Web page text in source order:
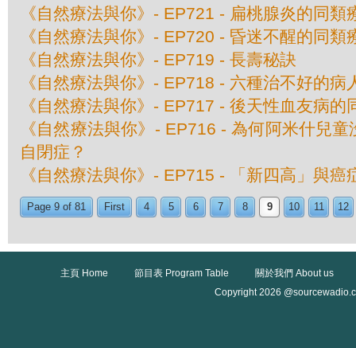
《自然療法與你》- EP721 - 扁桃腺炎的同類
《自然療法與你》- EP720 - 昏迷不醒的同類
《自然療法與你》- EP719 - 長壽秘訣
《自然療法與你》- EP718 - 六種治不好的病
《自然療法與你》- EP717 - 後天性血友病的
《自然療法與你》- EP716 - 為何阿米什兒
自閉症？
《自然療法與你》- EP715 - 「新四高」與癌
Page 9 of 81 First 4 5 6 7 8 9 10 11 12
主頁 Home 節目表 Program Table
關於我們 About us
Copyright 2026